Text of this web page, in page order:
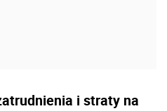
i straty na